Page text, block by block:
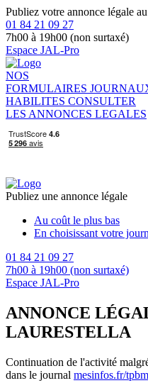
Publiez votre annonce légale
01 84 21 09 27
7h00 à 19h00 (non surtaxé)
Espace JAL-Pro
NOS
FORMULAIRES
HABILITES CONSULTER
LES ANNONCES LEGALES
Publiez une annonce légale
Au coût le plus bas
En choisissant votre
01 84 21 09 27
7h00 à 19h00 (non surtaxé)
Espace JAL-Pro
ANNONCE
LAURESTELLA
Continuation de l'activité
dans le journal mesinfos.fr/